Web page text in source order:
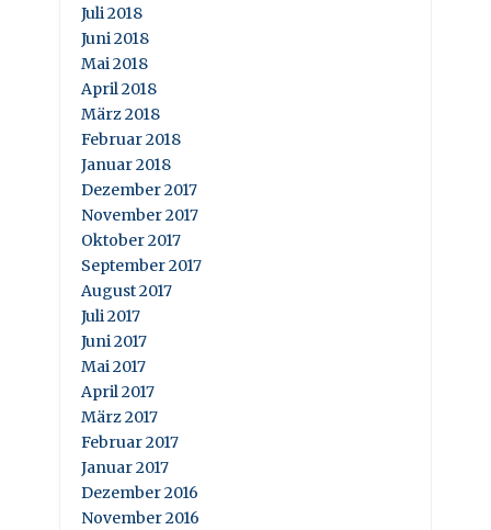
Juli 2018
Juni 2018
Mai 2018
April 2018
März 2018
Februar 2018
Januar 2018
Dezember 2017
November 2017
Oktober 2017
September 2017
August 2017
Juli 2017
Juni 2017
Mai 2017
April 2017
März 2017
Februar 2017
Januar 2017
Dezember 2016
November 2016